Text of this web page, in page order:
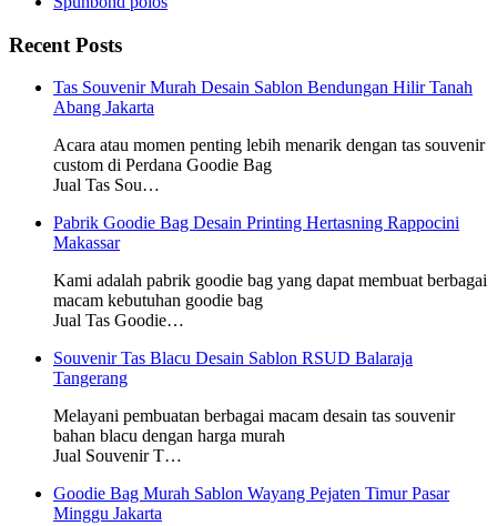
Recent Posts
Tas Souvenir Murah Desain Sablon Bendungan Hilir Tanah
Abang Jakarta
Acara atau momen penting lebih menarik dengan tas souvenir
custom di Perdana Goodie Bag
Jual Tas Sou…
Pabrik Goodie Bag Desain Printing Hertasning Rappocini
Makassar
Kami adalah pabrik goodie bag yang dapat membuat berbagai
macam kebutuhan goodie bag
Jual Tas Goodie…
Souvenir Tas Blacu Desain Sablon RSUD Balaraja
Tangerang
Melayani pembuatan berbagai macam desain tas souvenir
bahan blacu dengan harga murah
Jual Souvenir T…
Goodie Bag Murah Sablon Wayang Pejaten Timur Pasar
Minggu Jakarta